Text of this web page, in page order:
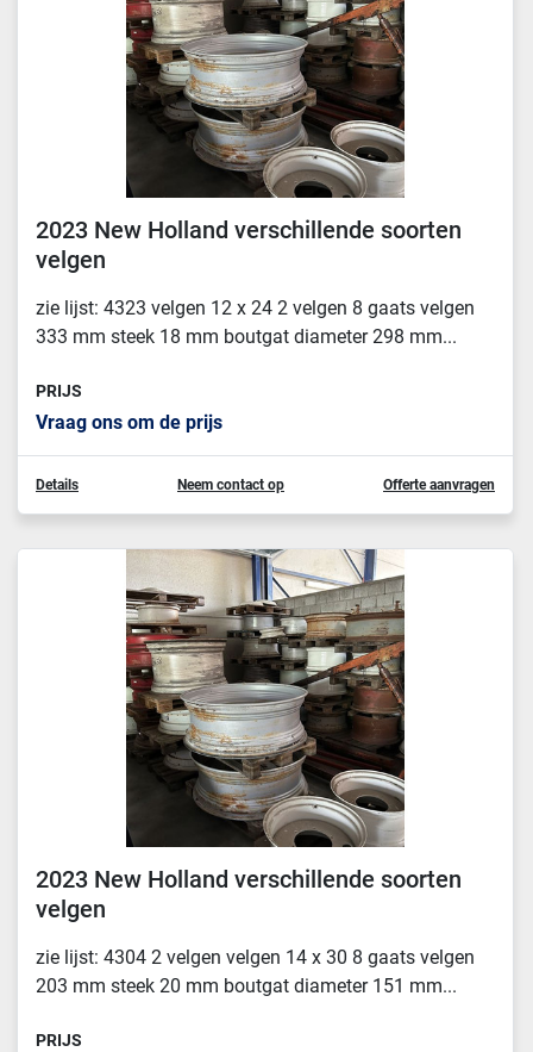
2023 New Holland verschillende soorten
velgen
zie lijst: 4323 velgen 12 x 24 2 velgen 8 gaats velgen
333 mm steek 18 mm boutgat diameter 298 mm...
PRIJS
Vraag ons om de prijs
Details Neem contact op Offerte aanvragen
2023 New Holland verschillende soorten
velgen
zie lijst: 4304 2 velgen velgen 14 x 30 8 gaats velgen
203 mm steek 20 mm boutgat diameter 151 mm...
PRIJS